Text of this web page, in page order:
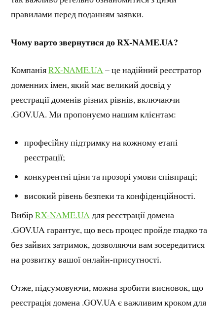
правилами перед поданням заявки.
Чому варто звернутися до RX-NAME.UA?
КомпаніяRX-NAME.UA– це надійний реєстратор
доменних імен, який має великий досвід у
реєстрації доменів різних рівнів, включаючи
.GOV.UA. Ми пропонуємо нашим клієнтам:
професійну підтримку на кожному етапі
реєстрації;
конкурентні ціни та прозорі умови співпраці;
високий рівень безпеки та конфіденційності.
ВибірRX-NAME.UAдля реєстрації домена
.GOV.UA гарантує, що весь процес пройде гладко та
без зайвих затримок, дозволяючи вам зосередитися
на розвитку вашої онлайн-присутності.
Отже, підсумовуючи, можна зробити висновок, що
реєстрація домена .GOV.UA є важливим кроком для